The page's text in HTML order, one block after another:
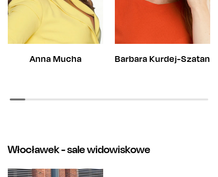
Anna Mucha Barbara Kurdej-Szatan
Włocławek- sale widowiskowe